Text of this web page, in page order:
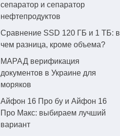
сепаратор и сепаратор
нефтепродуктов
Сравнение SSD 120 ГБ и 1 ТБ: в
чем разница, кроме объема?
МАРАД верификация
документов в Украине для
моряков
Айфон 16 Про бу и Айфон 16
Про Макс: выбираем лучший
вариант